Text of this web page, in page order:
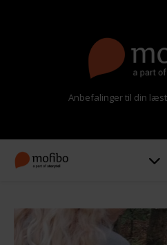
Anbefalinger til din